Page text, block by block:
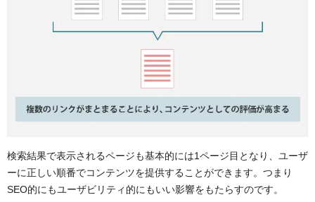
検索結果で表示されるページも基本的には1ページ目となり、ユーザ
ーに正しい順番でコンテンツを提供することができます。つまり
SEO的にもユーザビリティ的にもいい影響をもたらすのです。